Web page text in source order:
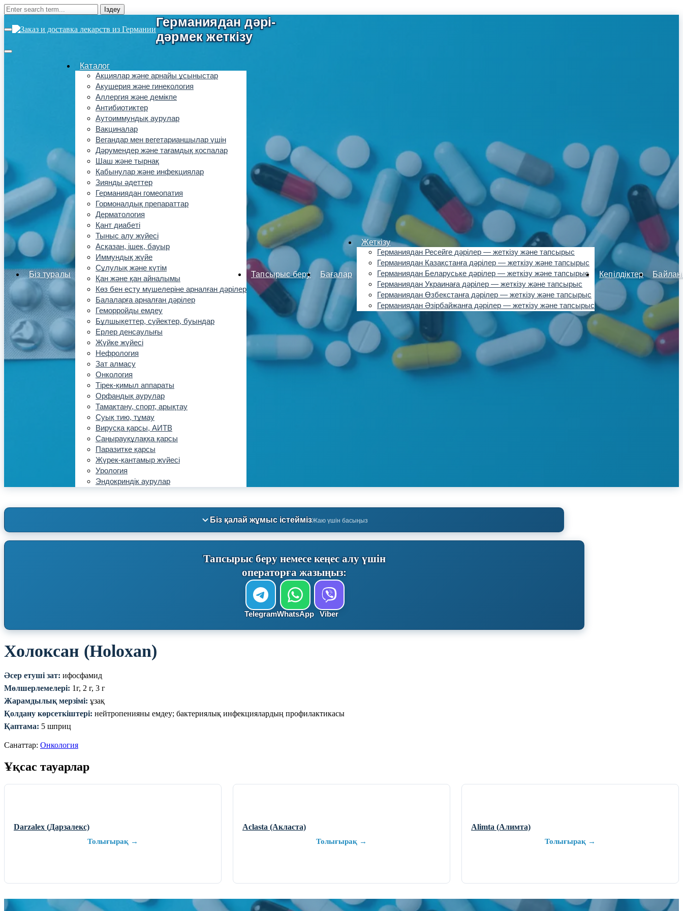
Біз туралы
Каталог
Акциялар және арнайы ұсыныстар
Акушерия және гинекология
Аллергия және демікпе
Антибиотиктер
Аутоиммундық аурулар
Вакциналар
Вегандар мен вегетарианшылар үшін
Дәрумендер және тағамдық қоспалар
Шаш және тырнақ
Қабынулар және инфекциялар
Зиянды әдеттер
Германиядан гомеопатия
Гормоналдық препараттар
Дерматология
Қант диабеті
Тыныс алу жүйесі
Асқазан, ішек, бауыр
Иммундық жүйе
Сұлулық және күтім
Қан және қан айналымы
Көз бен есту мүшелеріне арналған дәрілер
Балаларға арналған дәрілер
Геморройды емдеу
Бұлшықеттер, сүйектер, буындар
Ерлер денсаулығы
Жүйке жүйесі
Нефрология
Зат алмасу
Онкология
Тірек-қимыл аппараты
Орфандық аурулар
Тамақтану, спорт, арықтау
Суық тию, тұмау
Вирусқа қарсы, АИТВ
Саңырауқұлаққа қарсы
Паразитке қарсы
Жүрек-қантамыр жүйесі
Урология
Эндокриндік аурулар
Тапсырыс беру Бағалар
Жеткізу
Германиядан Ресейге дәрілер — жеткізу және тапсырыс
Германиядан Қазақстанға дәрілер — жеткізу және тапсырыс
Германиядан Беларуське дәрілер — жеткізу және тапсырыс
Германиядан Украинаға дәрілер — жеткізу және тапсырыс
Германиядан Өзбекстанға дәрілер — жеткізу және тапсырыс
Германиядан Әзірбайжанға дәрілер — жеткізу және тапсырыс
Кепілдіктер
Біз қалай жұмыс істеймізЖаю үшін басыңыз
Тапсырыс беру немесе кеңес алу үшін
операторға жазыңыз:
TelegramWhatsApp Viber
Холоксан (Holoxan)
Әсер етуші зат: ифосфамид
Мөлшерлемелері: 1г, 2 г, 3 г
Жарамдылық мерзімі: ұзақ
Қолдану көрсеткіштері: нейтропенияны емдеу; бактериялық инфекциялардың профилактикасы
Қаптама: 5 шприц
Санаттар: Онкология
Ұқсас тауарлар
Darzalex (Дарзалекс)
Толығырақ →
Aclasta (Акласта)
Толығырақ →
Alimta (Алимта)
Толығырақ →